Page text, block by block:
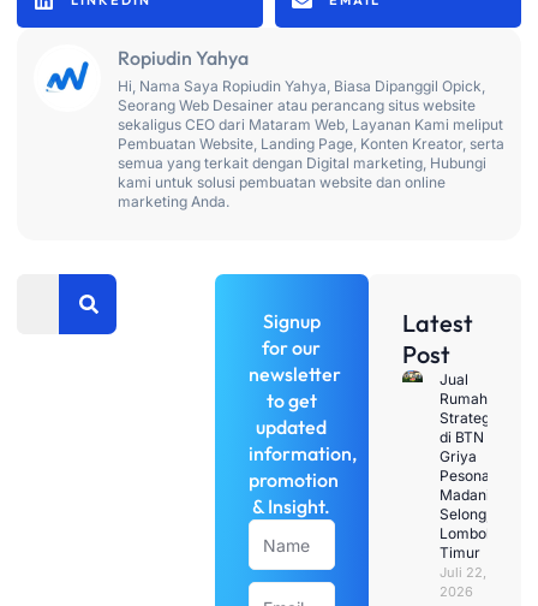
Ropiudin Yahya
Hi, Nama Saya Ropiudin Yahya, Biasa Dipanggil Opick,
Seorang Web Desainer atau perancang situs website
sekaligus CEO dari Mataram Web, Layanan Kami meliput
Pembuatan Website, Landing Page, Konten Kreator, serta
semua yang terkait dengan Digital marketing, Hubungi
kami untuk solusi pembuatan website dan online
marketing Anda.
pembuatan
Latest
Post
Jual
Rumah
Strategis
di BTN
Griya
Pesona
Madani
Selong,
Lombok
Timur
Juli 22,
2026
Signup
for our
newsletter
to get
updated
information,
promotion
& Insight.
Name
Email